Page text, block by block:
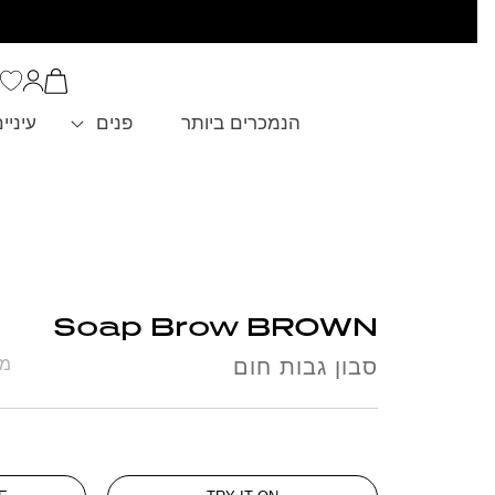
הנמכרים ביותר פנים
כניסה
סל
הקניות
Soap Brow BROWN
סבון גבות חום